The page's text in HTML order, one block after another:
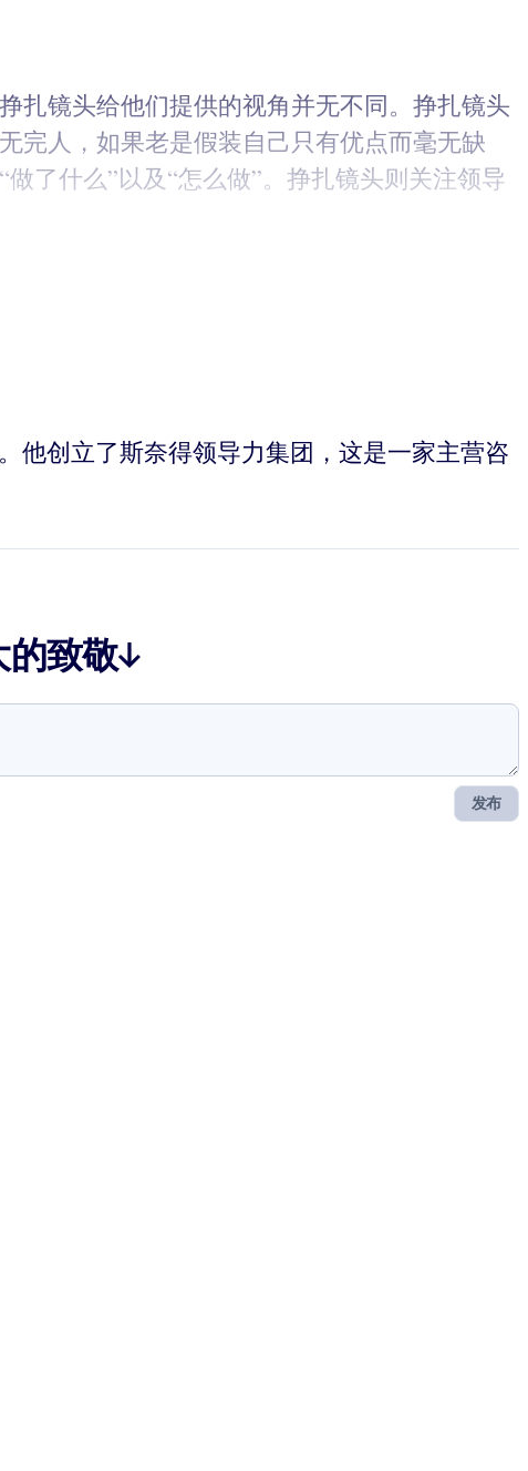
扎镜头给他们提供的视角并无不同。挣扎镜头
完人，如果老是假装自己只有优点而毫无缺
了什么”以及“怎么做”。挣扎镜头则关注领导
他创立了斯奈得领导力集团，这是一家主营咨
的致敬↓
发布